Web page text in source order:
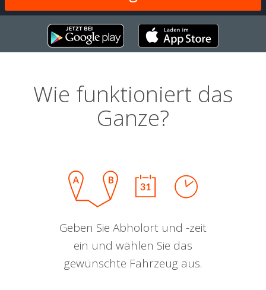
Wie funktioniert das
Ganze?
Geben Sie Abholort und -zeit
ein und wählen Sie das
gewünschte Fahrzeug aus.